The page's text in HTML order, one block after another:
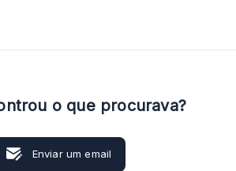
o que procurava?
Enviar um email